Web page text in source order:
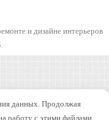
и дизайне интерьеров
данных. Продолжая
работу с этими файлами.